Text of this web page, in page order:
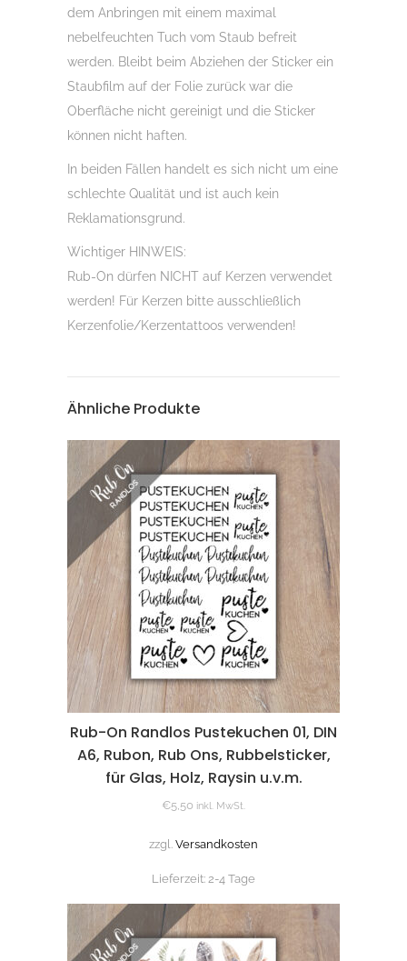
dem Anbringen mit einem maximal
nebelfeuchten Tuch vom Staub befreit
werden. Bleibt beim Abziehen der Sticker ein
Staubfilm auf der Folie zurück war die
Oberfläche nicht gereinigt und die Sticker
können nicht haften.
In beiden Fällen handelt es sich nicht um eine
schlechte Qualität und ist auch kein
Reklamationsgrund.
Wichtiger HINWEIS:
Rub-On dürfen NICHT auf Kerzen verwendet
werden! Für Kerzen bitte ausschließlich
Kerzenfolie/Kerzentattoos verwenden!
Ähnliche Produkte
Rub-On Randlos Pustekuchen 01, DIN
A6, Rubon, Rub Ons, Rubbelsticker,
für Glas, Holz, Raysin u.v.m.
€5,50 inkl. MwSt.
zzgl. Versandkosten
Lieferzeit: 2-4 Tage